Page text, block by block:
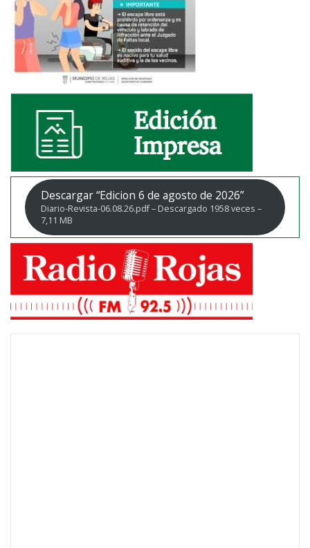
Descargar “Edicion 6 de agosto de 2026”
Diario-Revista-06.08.26.pdf – Descargado 1958 veces –
7,11 MB